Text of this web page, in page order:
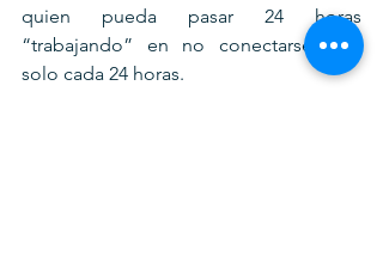
quien pueda pasar 24 horas
“trabajando” en no conectarse sino
solo cada 24 horas.